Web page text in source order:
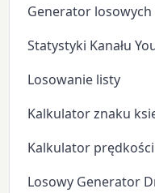
Generator losowych
Statystyki Kanału
Losowanie listy
Kalkulator znaku
Kalkulator
Losowy Generator